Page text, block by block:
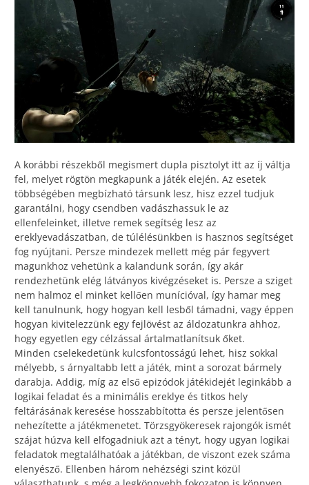
A korábbi részekből megismert dupla pisztolyt itt az íj váltja
fel, melyet rögtön megkapunk a játék elején. Az esetek
többségében megbízható társunk lesz, hisz ezzel tudjuk
garantálni, hogy csendben vadászhassuk le az
ellenfeleinket, illetve remek segítség lesz az
ereklyevadászatban, de túlélésünkben is hasznos segítséget
fog nyújtani. Persze mindezek mellett még pár fegyvert
magunkhoz vehetünk a kalandunk során, így akár
rendezhetünk elég látványos kivégzéseket is. Persze a sziget
nem halmoz el minket kellően munícióval, így hamar meg
kell tanulnunk, hogy hogyan kell lesből támadni, vagy éppen
hogyan kivitelezzünk egy fejlövést az áldozatunkra ahhoz,
hogy egyetlen egy célzással ártalmatlanítsuk őket.
Minden cselekedetünk kulcsfontosságú lehet, hisz sokkal
mélyebb, s árnyaltabb lett a játék, mint a sorozat bármely
darabja. Addig, míg az első epizódok játékidejét leginkább a
logikai feladat és a minimális ereklye és titkos hely
feltárásának keresése hosszabbította és persze jelentősen
nehezítette a játékmenetet. Törzsgyökeresek rajongók ismét
szájat húzva kell elfogadniuk azt a tényt, hogy ugyan logikai
feladatok megtalálhatóak a játékban, de viszont ezek száma
elenyésző. Ellenben három nehézségi szint közül